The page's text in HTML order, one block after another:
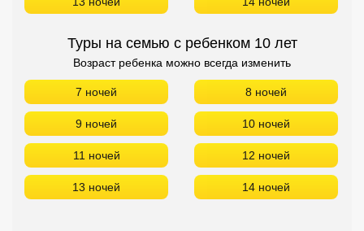
Туры на семью с ребенком 10 лет
Возраст ребенка можно всегда изменить
7 ночей 8 ночей
9 ночей 10 ночей
11 ночей 12 ночей
13 ночей 14 ночей